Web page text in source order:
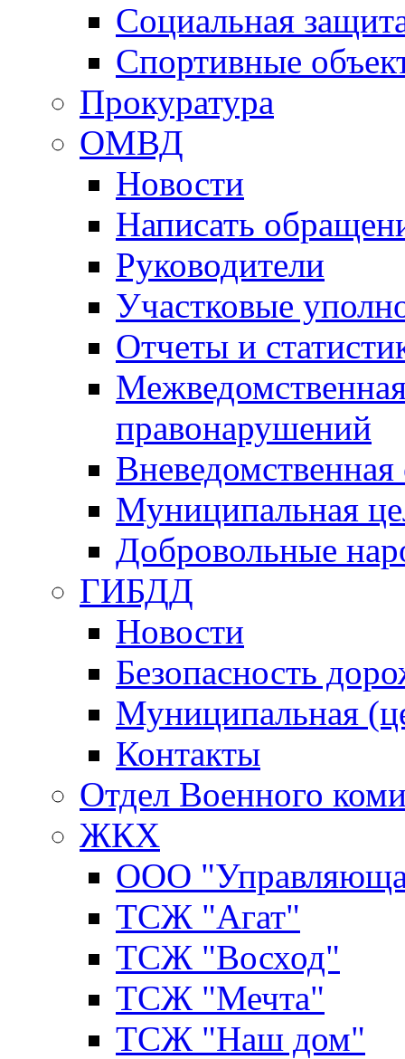
Социальная
Спортивные
Прокуратура
ОМВД
Новости
Написать
Руководители
Участковые
Отчеты и
правонарушений
Вневедомственная
Муниципальная
Добровольные
ГИБДД
Новости
Безопасность
Муниципальная
Контакты
Отдел Военного
ЖКХ
ООО
ТСЖ "Агат"
ТСЖ "Восход"
ТСЖ "Мечта"
ТСЖ "Наш дом"